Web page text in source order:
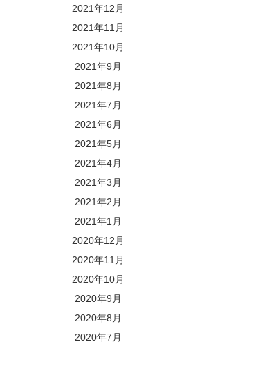
2021年12月
2021年11月
2021年10月
2021年9月
2021年8月
2021年7月
2021年6月
2021年5月
2021年4月
2021年3月
2021年2月
2021年1月
2020年12月
2020年11月
2020年10月
2020年9月
2020年8月
2020年7月